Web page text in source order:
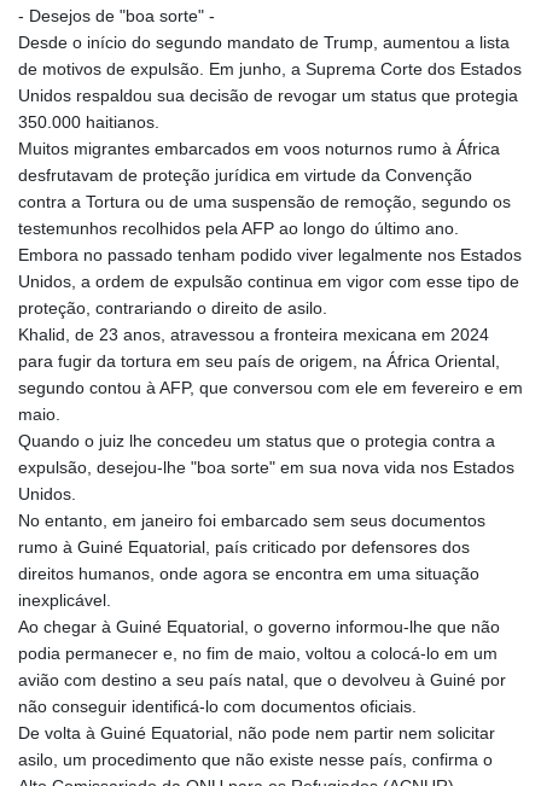
NZD 1.965005
OMR 0.443012
PAB 1.154359
PGK 5.100167
PHP 70.186213
PKR 320.48031
PLN 4.301477
PYG 6866.570722
QAR 4.219619
RON 5.253604
RSD 117.32364
RUB 95.632926
RWF 1695.78791
SBD 9.29642
SCR 16.957784
SEK 10.960211
SGD 1.477431
SLE 28.354688
SRD 43.630106
STD 23848.391029
STN 24.505606
SVC 10.10031
SZL 18.813304
THB 38.130617
- Desejos de "boa sorte" -
Desde o início do segundo mandato de Trump, aumentou a lista
de motivos de expulsão. Em junho, a Suprema Corte dos Estados
Unidos respaldou sua decisão de revogar um status que protegia
350.000 haitianos.
Muitos migrantes embarcados em voos noturnos rumo à África
desfrutavam de proteção jurídica em virtude da Convenção
contra a Tortura ou de uma suspensão de remoção, segundo os
testemunhos recolhidos pela AFP ao longo do último ano.
Embora no passado tenham podido viver legalmente nos Estados
Unidos, a ordem de expulsão continua em vigor com esse tipo de
proteção, contrariando o direito de asilo.
Khalid, de 23 anos, atravessou a fronteira mexicana em 2024
para fugir da tortura em seu país de origem, na África Oriental,
segundo contou à AFP, que conversou com ele em fevereiro e em
maio.
Quando o juiz lhe concedeu um status que o protegia contra a
expulsão, desejou-lhe "boa sorte" em sua nova vida nos Estados
Unidos.
No entanto, em janeiro foi embarcado sem seus documentos
rumo à Guiné Equatorial, país criticado por defensores dos
direitos humanos, onde agora se encontra em uma situação
inexplicável.
Ao chegar à Guiné Equatorial, o governo informou-lhe que não
podia permanecer e, no fim de maio, voltou a colocá-lo em um
avião com destino a seu país natal, que o devolveu à Guiné por
não conseguir identificá-lo com documentos oficiais.
De volta à Guiné Equatorial, não pode nem partir nem solicitar
asilo, um procedimento que não existe nesse país, confirma o